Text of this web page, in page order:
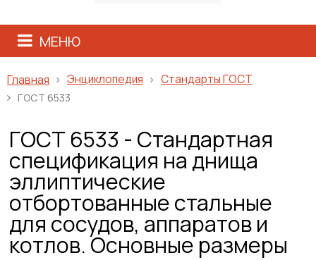
МЕНЮ
Главная Энциклопедия Стандарты ГОСТ
ГОСТ 6533
ГОСТ 6533 - Стандартная
спецификация на днища
эллиптические
отбортованные стальные
для сосудов, аппаратов и
котлов. Основные размеры